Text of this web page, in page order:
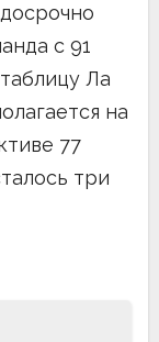
с 91
Ла
на
77
три